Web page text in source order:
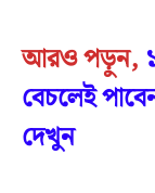
আরও পড়ুন,
বেচলেই
দেখুন